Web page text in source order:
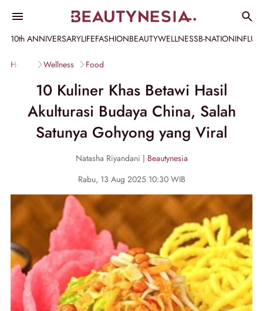
10th ANNIVERSARYLIFEFASHIONBEAUTYWELLNESSB-NATION
Home Wellness Food
10 Kuliner Khas Betawi Hasil
Akulturasi Budaya China, Salah
Satunya Gohyong yang Viral
Natasha Riyandani | Beautynesia
Rabu, 13 Aug 2025 10:30 WIB